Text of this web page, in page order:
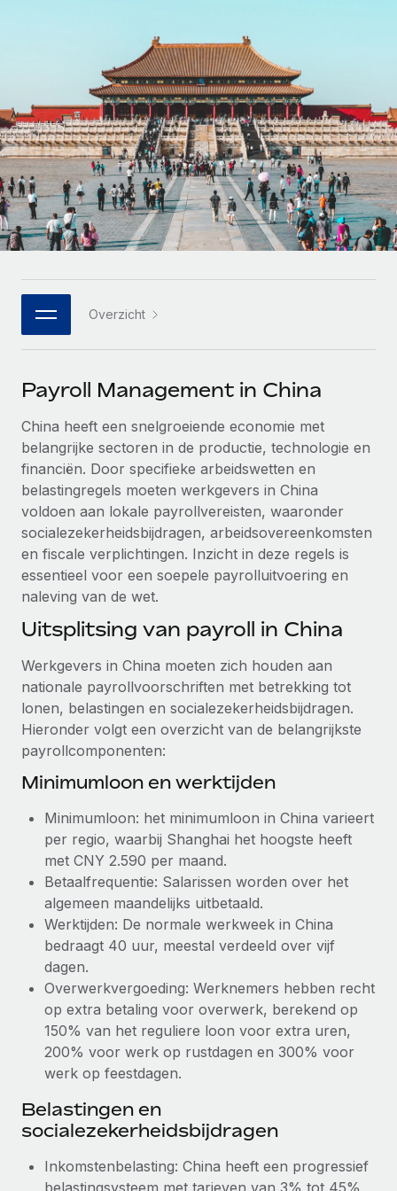
Ingewikkelde HR-taken eenvoudig uitbesteden
INFRASTRUCTUUR
Remote Embedded
HR naadloos in workflows integreren
Platform
Ingebouwde essentiële HR-functies voor je team
Integraties
DIENSTEN
Vraag een expert
Krijg hulp van global HR- en juridische experts
Achtergrondonderzoek
Vereenvoudig het screeningsproces van
kandidaten
Compliance Watchtower
Blijf compliance-risico's voor
Apparaatbeheer
Lever en track wereldwijd IT-middelen
Entiteiten oprichten
Stel snel compliant entiteiten op
Mobiliteit en overplaatsing
Plaats werknemers moeiteloos over
Secundaire arbeidsvoorwaarden
Eenvoudig secundaire arbeidsvoorwaarden
beheren
Start-ups
Flexibele global HR en payroll solutions voor groeiende
bedrijven
Mid-market
Teams uitbreiden met HR solutions op maat
Enterprise
Global HR voor grote bedrijven
WERK MET ONS SAMEN
Strategische technologiepartners
Een partner worden
Ontdek hoe je met ons kunt samenwerken
Binnenkort beschikbaar
Integraties en advies over AI-automatiseringen
CASESTUDY'S
Ontdek valuta-opties en betaalsnelheden voor
internationale zzp'ers
LEREN MET REMOTE
Onderzoek en gidsen
Casestudy's
HR-woordenlijst
Checklists en templates
Webinars
Newsroom
Inzicht in salaris en talent
Inzichtencentrum
Support
Alle bronnen bekijken
BLOG
Global Payroll
EOR en PEO
Contractor Management
Belastingen
Naar de blog
BLOG
Productupdates van Remote: Gusto- en Xero-
integraties en Contractor Management Plus
Het blijft de missie van Remote om alle soorten bedrijven
te helpen bij het aannemen, beheren en...
Meer informatie
Hoe Phiture 55 werknemers in 19 landen
beheert met Remote
Phiture, een toonaangevende leider in de wereldwijde
mobiele groeiadviessector, zet zich sinds 2016...
Meer informatie
Deutsch
Español
Italiano
Português (Portugal)
日本語
한국어
Overzicht
Payroll Management in China
China heeft een snelgroeiende economie met
belangrijke sectoren in de productie, technologie en
financiën. Door specifieke arbeidswetten en
belastingregels moeten werkgevers in China
voldoen aan lokale payrollvereisten, waaronder
socialezekerheidsbijdragen, arbeidsovereenkomsten
en fiscale verplichtingen. Inzicht in deze regels is
essentieel voor een soepele payrolluitvoering en
naleving van de wet.
Uitsplitsing van payroll in China
Werkgevers in China moeten zich houden aan
nationale payrollvoorschriften met betrekking tot
lonen, belastingen en socialezekerheidsbijdragen.
Hieronder volgt een overzicht van de belangrijkste
payrollcomponenten:
Minimumloon en werktijden
Minimumloon: het minimumloon in China varieert
per regio, waarbij Shanghai het hoogste heeft
met CNY 2.590 per maand.
Betaalfrequentie: Salarissen worden over het
algemeen maandelijks uitbetaald.
Werktijden: De normale werkweek in China
bedraagt 40 uur, meestal verdeeld over vijf
dagen.
Overwerkvergoeding: Werknemers hebben recht
op extra betaling voor overwerk, berekend op
150% van het reguliere loon voor extra uren,
200% voor werk op rustdagen en 300% voor
werk op feestdagen.
Belastingen en
socialezekerheidsbijdragen
Inkomstenbelasting: China heeft een progressief
belastingsysteem met tarieven van 3% tot 45%